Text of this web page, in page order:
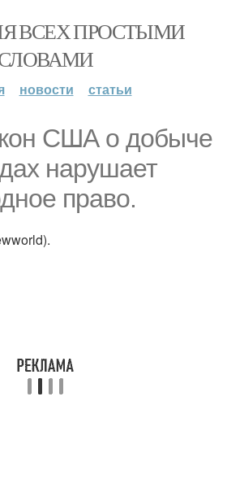
ВСЕХ ПРОСТЫМИ
новости статьи
США о добыче
нарушает
право.